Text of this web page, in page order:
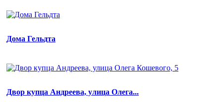
Дома Гельдта
Двор купца Андреева, улица Олега...